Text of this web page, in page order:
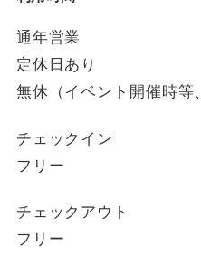
通年営業
定休日あり
無休（イベント開催時等
チェックイン
フリー
チェックアウト
フリー